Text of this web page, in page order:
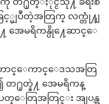
ြင့္မျပဳတဲ့အတြက္ လက္တုံ႔ျ
႔ အေမရိကန္ပို႔ေဆာင္ေ
ေဟာင္ေကာင္ေဒသအတြ
တ႐ုတ္နဲ႔ အေမရိကန္
တြအတြင္း အျပန္အ